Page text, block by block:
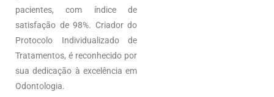
pacientes, com índice de
satisfação de 98%. Criador do
Protocolo Individualizado de
Tratamentos, é reconhecido por
sua dedicação à excelência em
Odontologia.